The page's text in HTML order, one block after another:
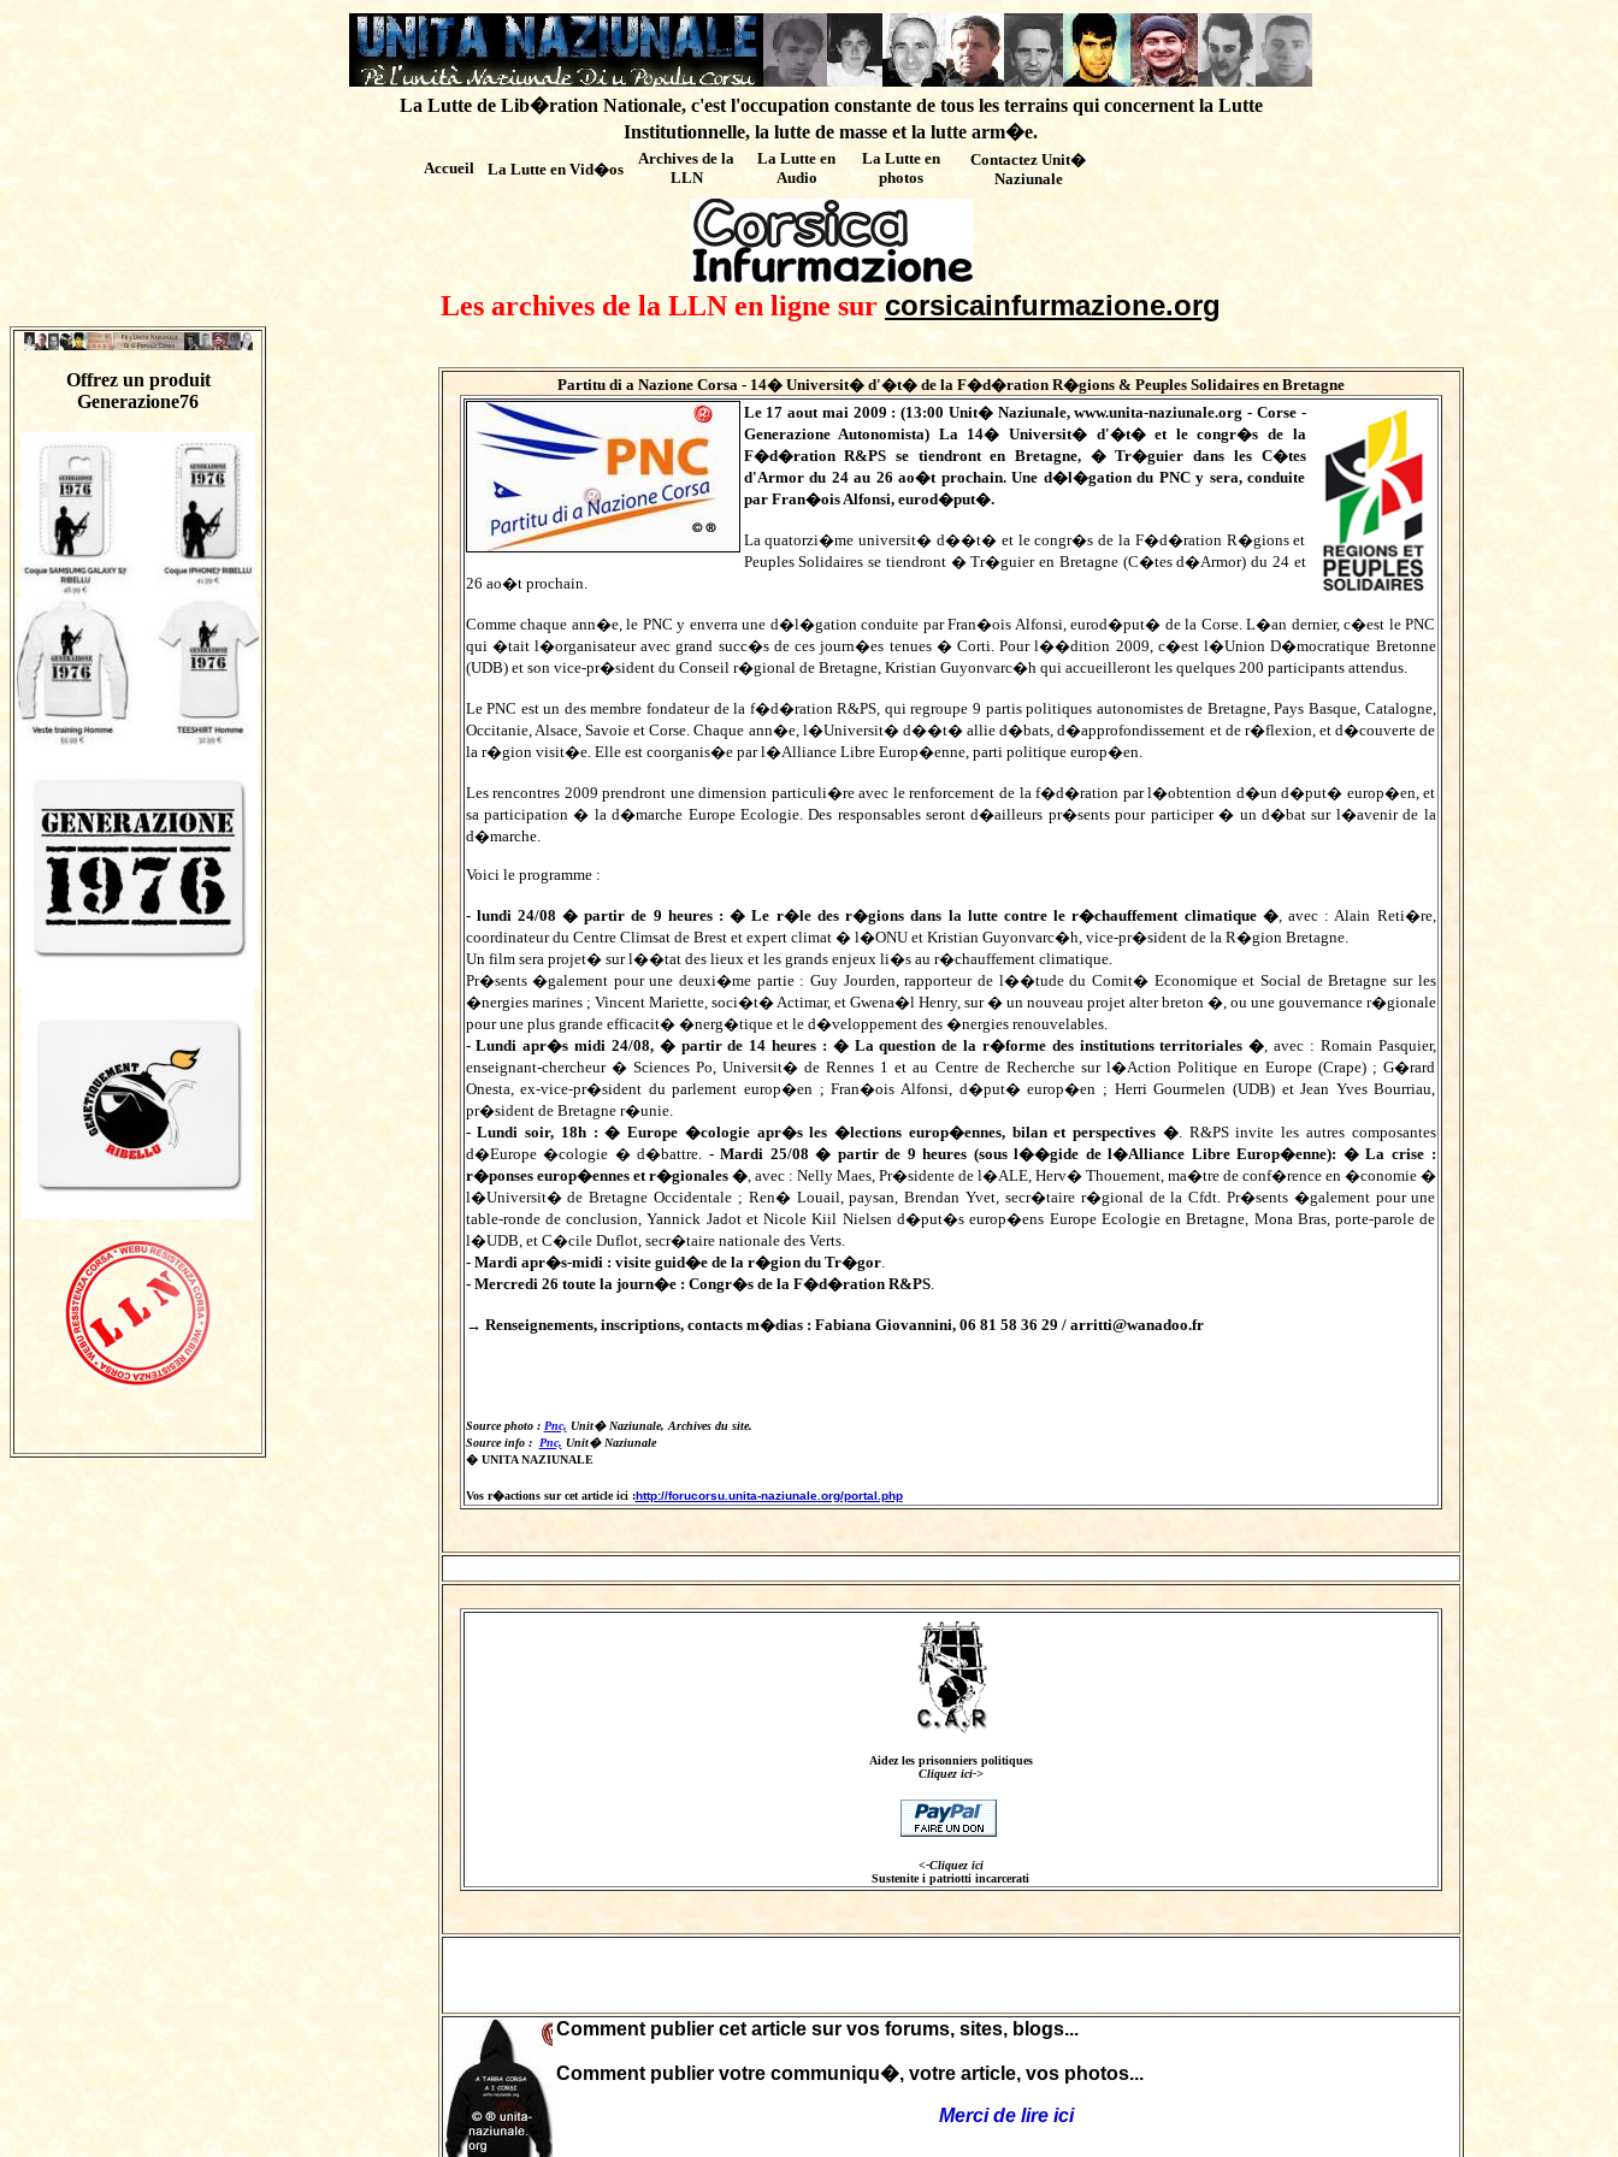
La Lutte de Lib�ration Nationale, c'est l'occupation constante de tous les terrains qui concernent la Lutte
Institutionnelle, la lutte de masse et la lutte arm�e.
Accueil La Lutte en Vid�os
Archives de la
LLN
La Lutte en
Audio
La Lutte en
photos
Contactez Unit�
Naziunale
Les archives de la LLN en ligne sur corsicainfurmazione.org
Offrez un produit
Generazione76
Partitu di a Nazione Corsa - 14� Universit� d'�t� de la F�d�ration R�gions & Peuples Solidaires en Bretagne
Le 17 aout mai 2009 : (13:00 Unit� Naziunale,www.unita-naziunale.org - Corse -
Generazione Autonomista) La 14� Universit� d'�t� et le congr�s de la
F�d�ration R&PS se tiendront en Bretagne, � Tr�guier dans les C�tes
d'Armor du 24 au 26 ao�t prochain. Une d�l�gation du PNC y sera, conduite
par Fran�ois Alfonsi, eurod�put�.
La quatorzi�me universit� d��t� et le congr�s de la F�d�ration R�gions et
Peuples Solidaires se tiendront � Tr�guier en Bretagne (C�tes d�Armor) du 24 et
26 ao�t prochain.
Comme chaque ann�e, le PNC y enverra une d�l�gation conduite par Fran�ois Alfonsi, eurod�put� de la Corse. L�an dernier, c�est le PNC
qui �tait l�organisateur avec grand succ�s de ces journ�es tenues � Corti. Pour l��dition 2009, c�est l�Union D�mocratique Bretonne
(UDB) et son vice-pr�sident du Conseil r�gional de Bretagne, Kristian Guyonvarc�h qui accueilleront les quelques 200 participants attendus.
Le PNC est un des membre fondateur de la f�d�ration R&PS, qui regroupe 9 partis politiques autonomistes de Bretagne, Pays Basque, Catalogne,
Occitanie, Alsace, Savoie et Corse. Chaque ann�e, l�Universit� d��t� allie d�bats, d�approfondissement et de r�flexion, et d�couverte de
la r�gion visit�e. Elle est coorganis�e par l�Alliance Libre Europ�enne, parti politique europ�en.
Les rencontres 2009 prendront une dimension particuli�re avec le renforcement de la f�d�ration par l�obtention d�un d�put� europ�en, et
sa participation � la d�marche Europe Ecologie. Des responsables seront d�ailleurs pr�sents pour participer � un d�bat sur l�avenir de la
d�marche.
Voici le programme :
- lundi 24/08 � partir de 9 heures : � Le r�le des r�gions dans la lutte contre le r�chauffement climatique �, avec : Alain Reti�re,
coordinateur du Centre Climsat de Brest et expert climat � l�ONU et Kristian Guyonvarc�h, vice-pr�sident de la R�gion Bretagne.
Un film sera projet� sur l��tat des lieux et les grands enjeux li�s au r�chauffement climatique.
Pr�sents �galement pour une deuxi�me partie : Guy Jourden, rapporteur de l��tude du Comit� Economique et Social de Bretagne sur les
�nergies marines ; Vincent Mariette, soci�t� Actimar, et Gwena�l Henry, sur � un nouveau projet alter breton �, ou une gouvernance r�gionale
pour une plus grande efficacit� �nerg�tique et le d�veloppement des �nergies renouvelables.
- Lundi apr�s midi 24/08, � partir de 14 heures : � La question de la r�forme des institutions territoriales �, avec : Romain Pasquier,
enseignant-chercheur � Sciences Po, Universit� de Rennes 1 et au Centre de Recherche sur l�Action Politique en Europe (Crape) ; G�rard
Onesta, ex-vice-pr�sident du parlement europ�en ; Fran�ois Alfonsi, d�put� europ�en ; Herri Gourmelen (UDB) et Jean Yves Bourriau,
pr�sident de Bretagne r�unie.
- Lundi soir, 18h : � Europe �cologie apr�s les �lections europ�ennes, bilan et perspectives �. R&PS invite les autres composantes
d�Europe �cologie � d�battre. - Mardi 25/08 � partir de 9 heures (sous l��gide de l�Alliance Libre Europ�enne): � La crise :
r�ponses europ�ennes et r�gionales �, avec : Nelly Maes, Pr�sidente de l�ALE, Herv� Thouement, ma�tre de conf�rence en �conomie �
l�Universit� de Bretagne Occidentale ; Ren� Louail, paysan, Brendan Yvet, secr�taire r�gional de la Cfdt. Pr�sents �galement pour une
table-ronde de conclusion, Yannick Jadot et Nicole Kiil Nielsen d�put�s europ�ens Europe Ecologie en Bretagne, Mona Bras, porte-parole de
l�UDB, et C�cile Duflot, secr�taire nationale des Verts.
- Mardi apr�s-midi : visite guid�e de la r�gion du Tr�gor.
- Mercredi 26 toute la journ�e : Congr�s de la F�d�ration R&PS.
→ Renseignements, inscriptions, contacts m�dias : Fabiana Giovannini, 06 81 58 36 29 / arritti@wanadoo.fr
Source photo : Pnc, Unit� Naziunale, Archives du site.
Source info :
Pnc, Unit� Naziunale
� UNITA NAZIUNALE
Vos r�actions sur cet article ici :http://forucorsu.unita-naziunale.org/portal.php
Aidez les prisonniers politiques
Cliquez ici->
<-Cliquez ici
Sustenite i patriotti incarcerati
Comment publier cet article sur vos forums, sites, blogs...
Comment publier votre communiqu�, votre article, vos photos...
Merci de lire ici